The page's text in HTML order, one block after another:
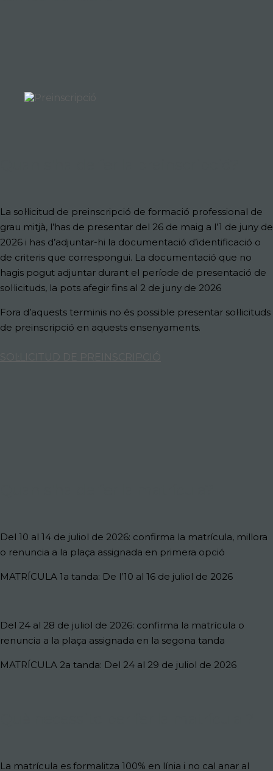
La sol·licitud de preinscripció de formació professional de
grau mitjà, l’has de presentar del 26 de maig a l’1 de juny de
2026 i has d’adjuntar-hi la documentació d’identificació o
de criteris que correspongui. La documentació que no
hagis pogut adjuntar durant el període de presentació de
sol·licituds, la pots afegir fins al 2 de juny de 2026
Fora d’aquests terminis no és possible presentar sol·licituds
de preinscripció en aquests ensenyaments.
Del 10 al 14 de juliol de 2026: confirma la matrícula, millora
o renuncia a la plaça assignada en primera opció
MATRÍCULA 1a tanda: De l’10 al 16 de juliol de 2026
Del 24 al 28 de juliol de 2026: confirma la matrícula o
renuncia a la plaça assignada en la segona tanda
MATRÍCULA 2a tanda: Del 24 al 29 de juliol de 2026
La matrícula es formalitza 100% en línia i no cal anar al